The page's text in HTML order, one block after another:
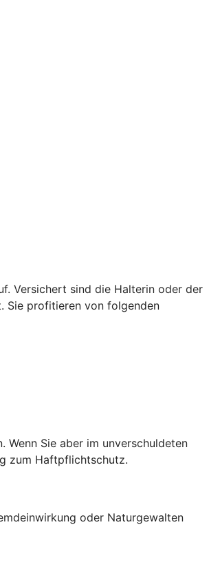
Versichert sind die Halterin oder der
Sie profitieren von folgenden
Sie aber im unverschuldeten
zum Haftpflichtschutz.
oder Naturgewalten